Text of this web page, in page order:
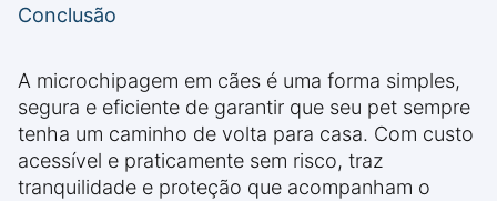
Conclusão
A microchipagem em cães é uma forma simples,
segura e eficiente de garantir que seu pet sempre
tenha um caminho de volta para casa. Com custo
acessível e praticamente sem risco, traz
tranquilidade e proteção que acompanham o